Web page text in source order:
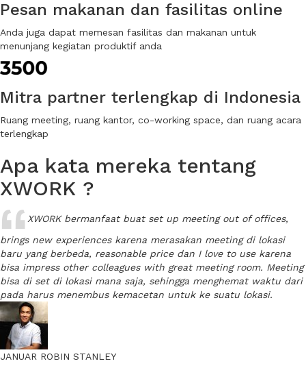
Pesan makanan dan fasilitas online
Anda juga dapat memesan fasilitas dan makanan untuk
menunjang kegiatan produktif anda
Mitra partner terlengkap di Indonesia
Ruang meeting, ruang kantor, co-working space, dan ruang acara
terlengkap
Apa kata mereka tentang
XWORK ?
XWORK bermanfaat buat set up meeting out of offices,
brings new experiences karena merasakan meeting di lokasi
baru yang berbeda, reasonable price dan I love to use karena
bisa impress other colleagues with great meeting room. Meeting
bisa di set di lokasi mana saja, sehingga menghemat waktu dari
pada harus menembus kemacetan untuk ke suatu lokasi.
JANUAR ROBIN STANLEY